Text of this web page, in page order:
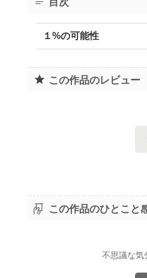
１%の可能性
この作品のレビュー
この作品のひとこと